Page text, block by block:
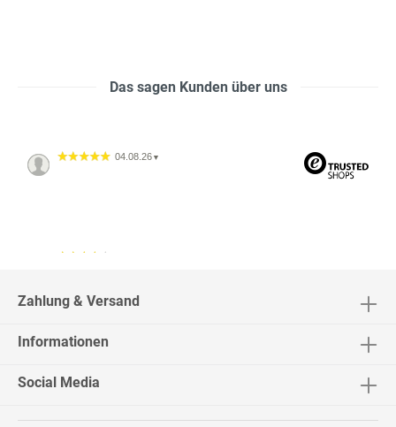
Das sagen Kunden über uns
04.08.26 ▼
Zahlung & Versand
Informationen
Social Media